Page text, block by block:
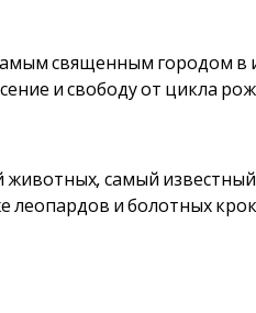
священным городом в
и свободу от цикла
самый
леопардов и болотных